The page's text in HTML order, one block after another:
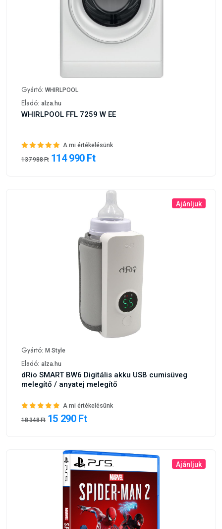
Gyártó: WHIRLPOOL
Eladó: alza.hu
WHIRLPOOL FFL 7259 W EE
A mi értékelésünk
137 988 Ft 114 990 Ft
Ajánljuk
Gyártó: M Style
Eladó: alza.hu
dRio SMART BW6 Digitális akku USB cumisüveg
melegítő / anyatej melegítő
A mi értékelésünk
18 348 Ft 15 290 Ft
Ajánljuk